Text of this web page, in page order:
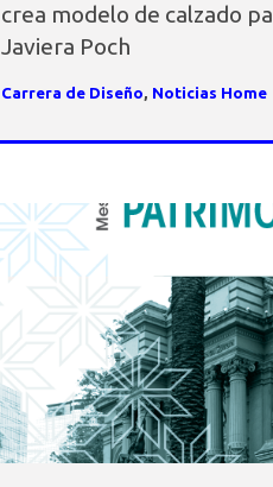
crea modelo de calzado
Javiera Poch
Carrera de Diseño, Noticias Home